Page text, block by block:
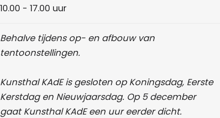
10.00 - 17.00 uur
Behalve tijdens op- en afbouw van
tentoonstellingen.
Kunsthal KAdE is gesloten op Koningsdag, Eerste
Kerstdag en Nieuwjaarsdag. Op 5 december
gaat Kunsthal KAdE een uur eerder dicht.